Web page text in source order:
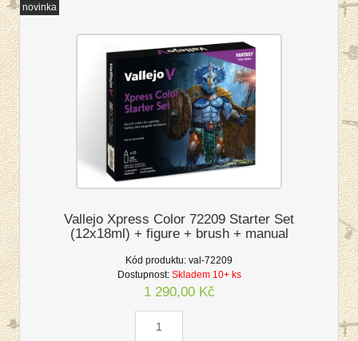
Vallejo Xpress Color 72209 Starter Set
(12x18ml) + figure + brush + manual
Kód produktu: val-72209
Dostupnost: Skladem 10+ ks
1 290,00 Kč
novinka